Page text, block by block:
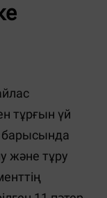
тұрғын үй
барысында
және тұру